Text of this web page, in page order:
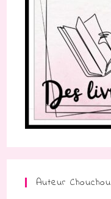
Auteur Chouchou